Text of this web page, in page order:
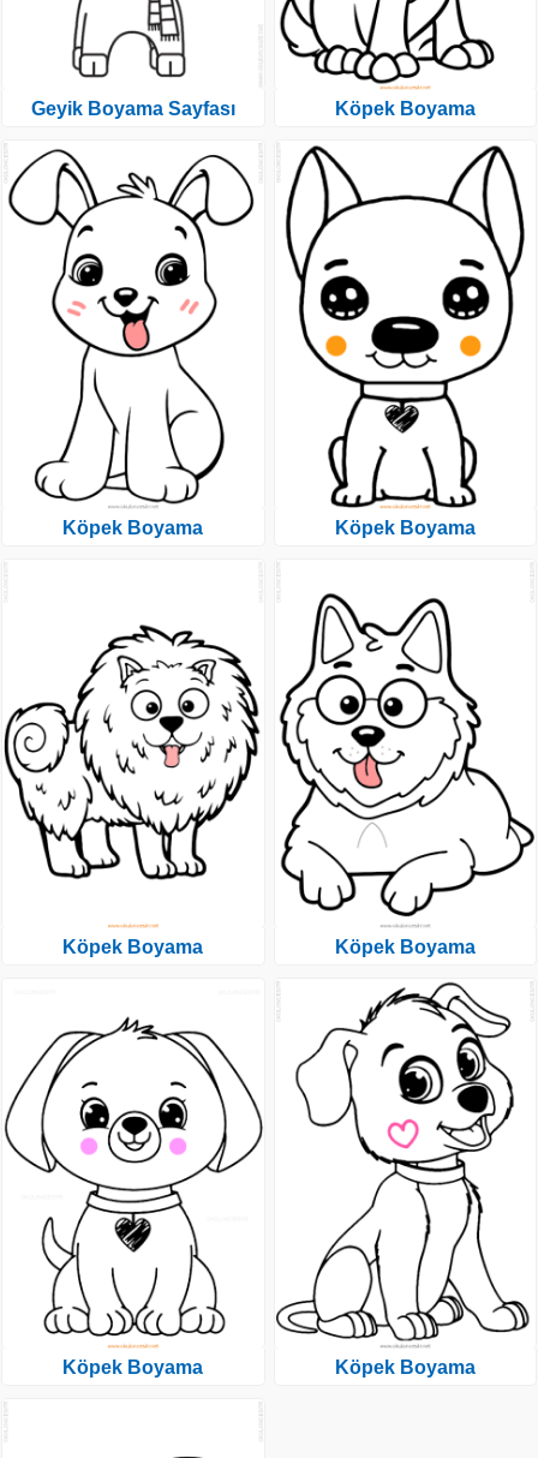
Geyik Boyama Sayfası
Köpek Boyama
Köpek Boyama
Köpek Boyama
Köpek Boyama
Köpek Boyama
Köpek Boyama
Köpek Boyama